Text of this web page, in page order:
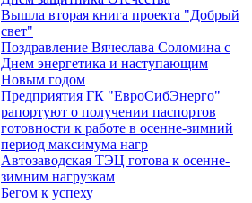
Вышла вторая книга проекта "Добрый
свет"
Поздравление Вячеслава Соломина с
Днем энергетика и наступающим
Новым годом
Предприятия ГК "ЕвроСибЭнерго"
рапортуют о получении паспортов
готовности к работе в осенне-зимний
период максимума нагр
Автозаводская ТЭЦ готова к осенне-
зимним нагрузкам
Бегом к успеху